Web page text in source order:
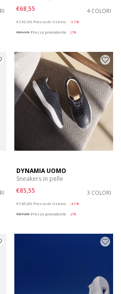
€68,55
4 COLORI
€139,90 Prezzo di listino
-51%
€69,95 Prezzo precedente -2%
DYNAMIA UOMO
Sneakers in pelle
€85,55
3 COLORI
€145,00 Prezzo di listino
-41%
€87,00 Prezzo precedente -2%